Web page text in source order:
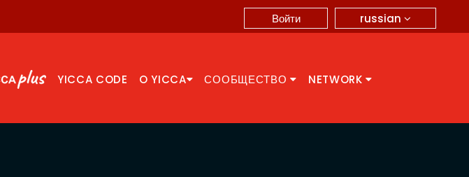
russian
Войти
YICCA CODE O YICCA СООБЩЕСТВО NETWORK